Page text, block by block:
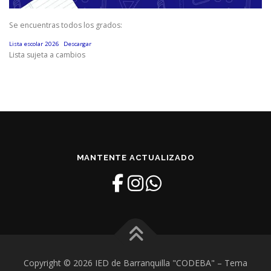
Se encuentras todos los grados:
Lista escolar 2026 Descargar
Lista sujeta a cambios
MANTENTE ACTUALIZADO
Copyright © 2026 IED de Barranquilla "CODEBA" – Tema